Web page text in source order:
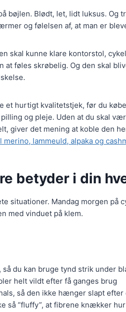
bøjlen. Blødt, let, lidt luksus. Og
og følelsen af, at man er
skal kunne klare kontorstol,
at føles skrøbelig. Og den skal
et hurtigt kvalitetstjek, før du
og pleje. Uden at du skal
giver det mening at koble den
merino, lammeuld, alpaka og
betyder i din
situationer. Mandag morgen på
med vinduet på klem.
du kan bruge tynd strik under
helt vildt efter få ganges brug
så den ikke hænger slapt
så “fluffy”, at fibrene knækker